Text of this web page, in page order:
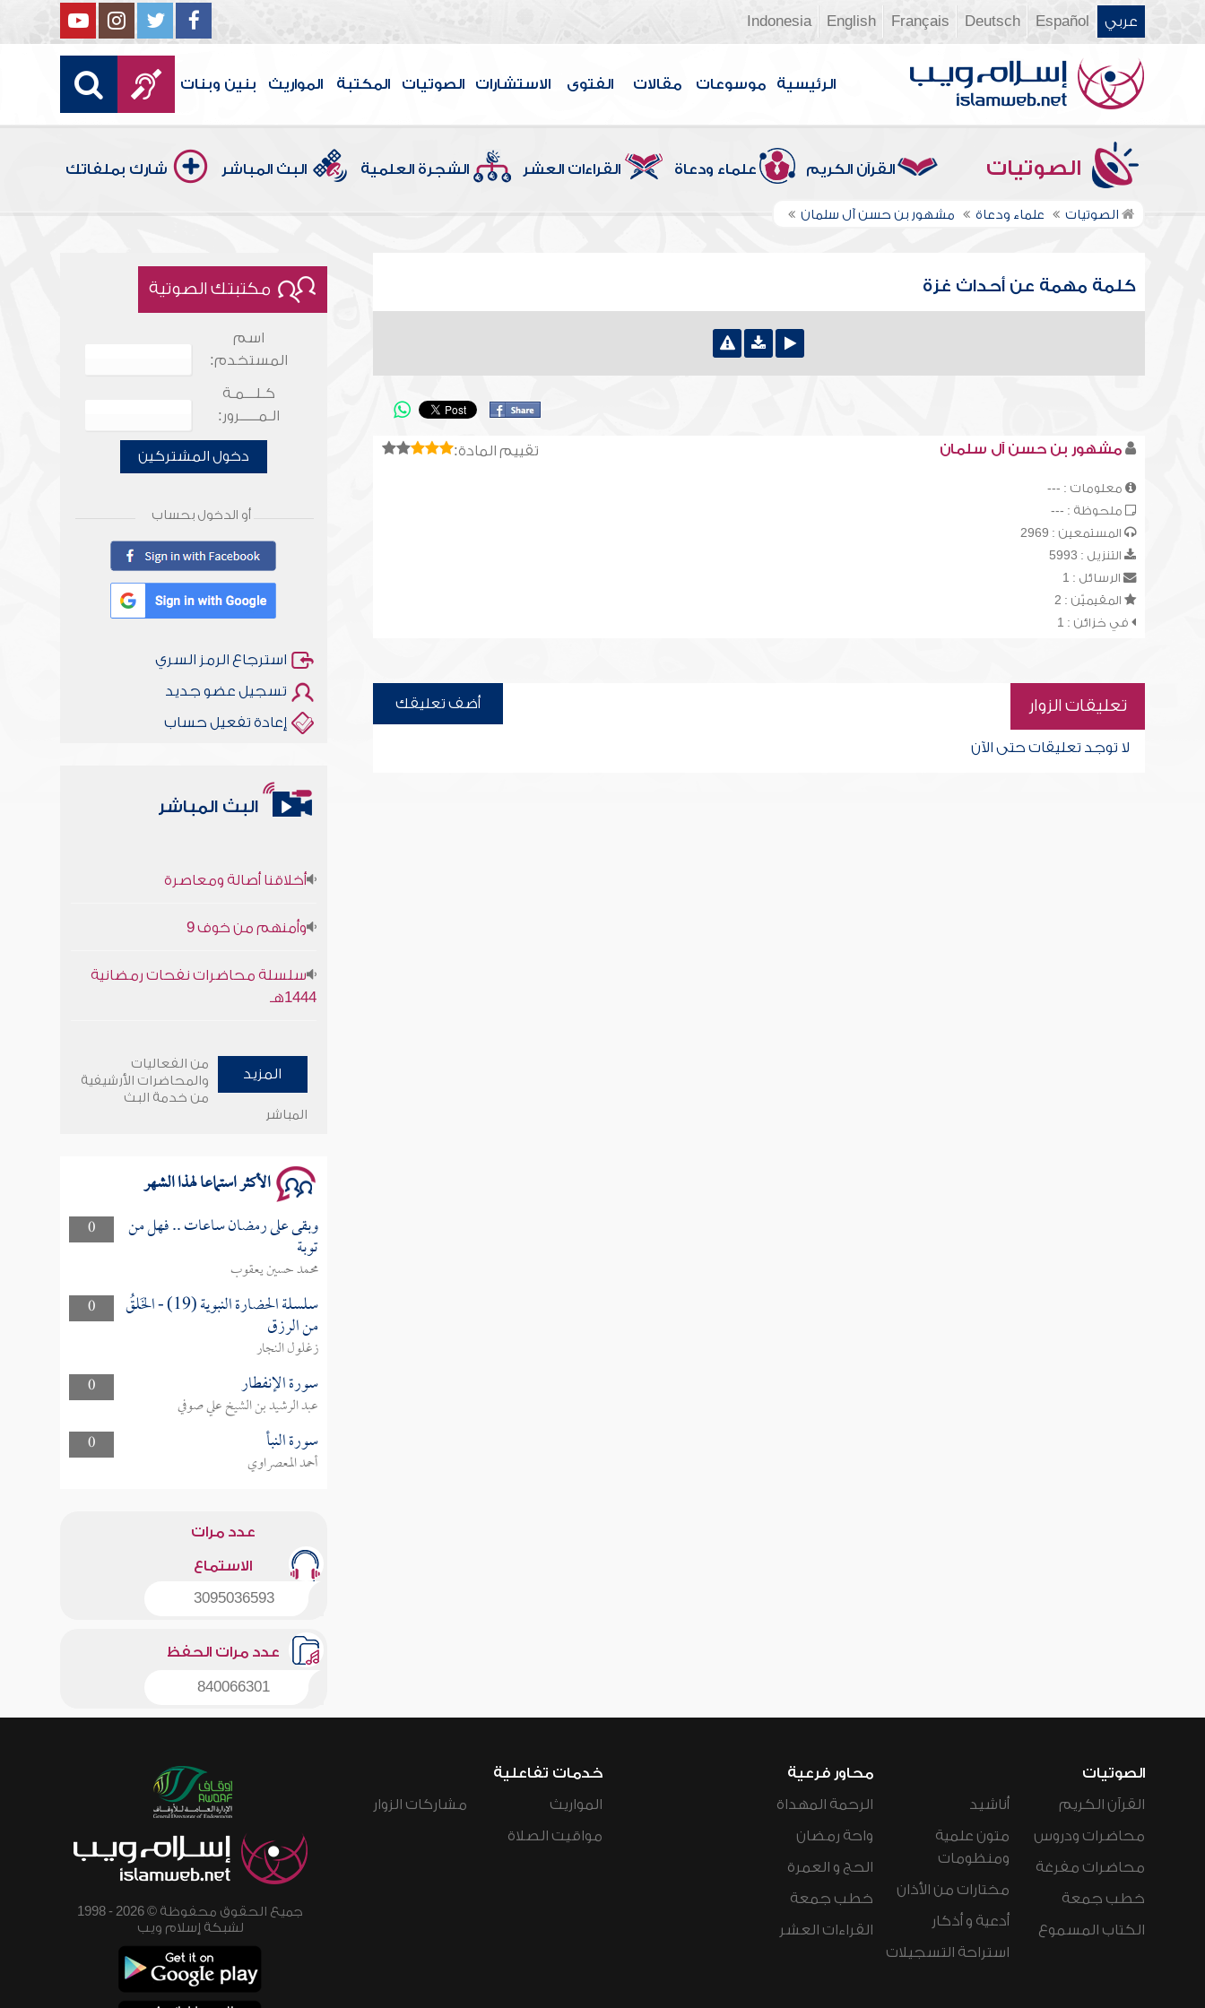
عربي Español
Deutsch
Français
English
Indonesia
الرئيسية موسوعات مقالات الفتوى الاستشارات الصوتيات المكتبة المواريث بنين وبنات
الصوتيات القرآن الكريم علماء ودعاة القراءات العشر الشجرة العلمية البث المباشر شارك بملفاتك
الصوتيات علماء ودعاة مشهور بن حسن آل سلمان
كلمة مهمة عن أحداث غزة
تقييم المادة: مشهور بن حسن آل سلمان
معلومات : ---
ملحوظة : ---
المستمعين : 2969
التنزيل : 5993
الرسائل : 1
المقيميّن : 2
في خزائن : 1
تعليقات الزوار أضف تعليقك
لا توجد تعليقات حتى الآن
مكتبتك الصوتية
اسم
المستخدم:
كـلـــمـة
الـمـــــرور:
دخول المشتركين
أو الدخول بحساب
استرجاع الرمز السري
تسجيل عضو جديد
إعادة تفعيل حساب
البث المباشر
1444هـ
وأمنهم من خوف 9
المزيد
من الفعاليات
والمحاضرات الأرشيفية
من خدمة البث
المباشر
الأكثر استماعا لهذا الشهر
0 وبقى على رمضان ساعات .. فهل من
توبة
محمد حسين يعقوب
0
سلسلة الحضارة النبوية (19) - الخَلقُ
من الرزق
زغلول النجار
0
سورة الإنفطار
عبد الرشيد بن الشيخ علي صوفي
0
سورة النبأ
أحمد المعصراوي
عدد مرات
الاستماع
3095036593
عدد مرات الحفظ
840066301
الصوتيات
القرآن الكريم
محاضرات ودروس
محاضرات مفرغة
خطب جمعة
الكتاب المسموع
أناشيد
متون علمية
ومنظومات
مختارات من الأذان
أدعية و أذكار
استراحة التسجيلات
محاور فرعية
الرحمة المهداة
واحة رمضان
الحج و العمرة
خطب جمعة
القراءات العشر
خدمات تفاعلية
المواريث
مواقيت الصلاة
مشاركات الزوار
جميع الحقوق محفوظة © 2026 - 1998
لشبكة إسلام ويب